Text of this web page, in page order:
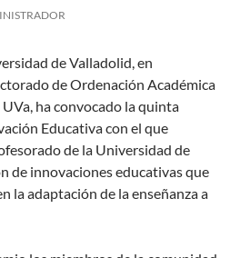
de Valladolid, en
de Ordenación Académica
ha convocado la quinta
Educativa con el que
de la Universidad de
de innovaciones educativas que
la adaptación de la enseñanza a